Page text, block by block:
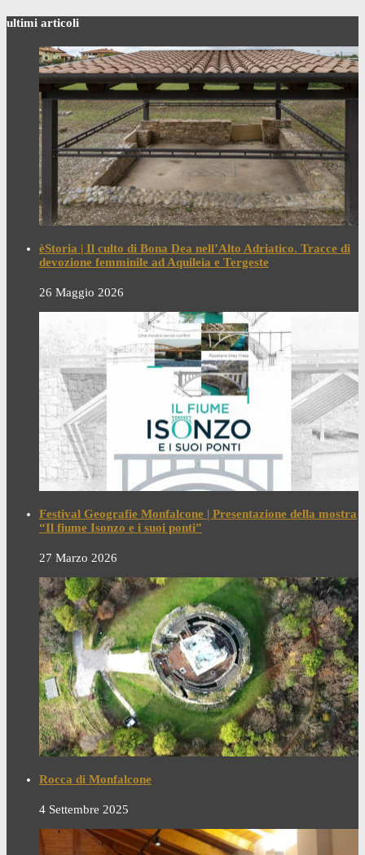
ultimi articoli
èStoria | Il culto di Bona Dea nell’Alto Adriatico. Tracce di
devozione femminile ad Aquileia e Tergeste
26 Maggio 2026
Festival Geografie Monfalcone | Presentazione della mostra
“Il fiume Isonzo e i suoi ponti”
27 Marzo 2026
Rocca di Monfalcone
4 Settembre 2025